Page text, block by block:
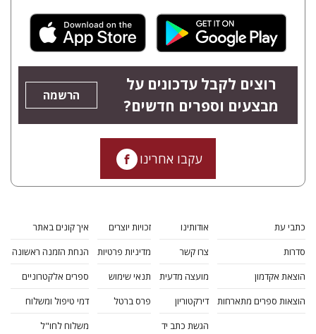
רוצים לקבל עדכונים על
מבצעים וספרים חדשים?
הרשמה
עקבו אחרינו
כתבי עת
סדרות
הוצאת אקדמון
הוצאות ספרים מתארחות
אודותינו
צרו קשר
מועצה מדעית
דירקטוריון
הגשת כתב יד
זכויות יוצרים
מדיניות פרטיות
תנאי שימוש
פרס ברטל
איך קונים באתר
הנחת הזמנה ראשונה
ספרים אלקטרוניים
דמי טיפול ומשלוח
משלוח לחו"ל